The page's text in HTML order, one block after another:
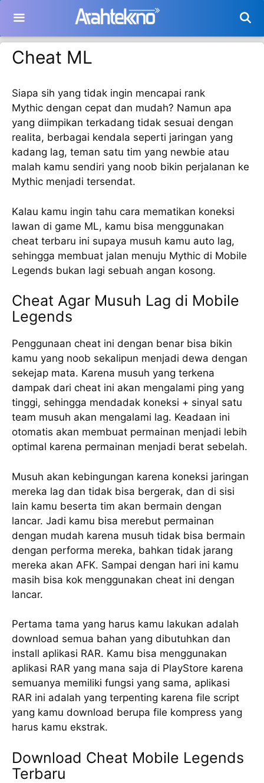
isi
Cheat ML
Siapa sih yang tidak ingin mencapai rank
Mythic dengan cepat dan mudah? Namun apa
yang diimpikan terkadang tidak sesuai dengan
realita, berbagai kendala seperti jaringan yang
kadang lag, teman satu tim yang newbie atau
malah kamu sendiri yang noob bikin perjalanan ke
Mythic menjadi tersendat.
Kalau kamu ingin tahu cara mematikan koneksi
lawan di game ML, kamu bisa menggunakan
cheat terbaru ini supaya musuh kamu auto lag,
sehingga membuat jalan menuju Mythic di Mobile
Legends bukan lagi sebuah angan kosong.
Cheat Agar Musuh Lag di Mobile
Legends
Penggunaan cheat ini dengan benar bisa bikin
kamu yang noob sekalipun menjadi dewa dengan
sekejap mata. Karena musuh yang terkena
dampak dari cheat ini akan mengalami ping yang
tinggi, sehingga mendadak koneksi + sinyal satu
team musuh akan mengalami lag. Keadaan ini
otomatis akan membuat permainan menjadi lebih
optimal karena permainan menjadi berat sebelah.
Musuh akan kebingungan karena koneksi jaringan
mereka lag dan tidak bisa bergerak, dan di sisi
lain kamu beserta tim akan bermain dengan
lancar. Jadi kamu bisa merebut permainan
dengan mudah karena musuh tidak bisa bermain
dengan performa mereka, bahkan tidak jarang
mereka akan AFK. Sampai dengan hari ini kamu
masih bisa kok menggunakan cheat ini dengan
lancar.
Pertama tama yang harus kamu lakukan adalah
download semua bahan yang dibutuhkan dan
install aplikasi RAR. Kamu bisa menggunakan
aplikasi RAR yang mana saja di PlayStore karena
semuanya memiliki fungsi yang sama, aplikasi
RAR ini adalah yang terpenting karena file script
yang kamu download berupa file kompress yang
harus kamu ekstrak.
Download Cheat Mobile Legends
Terbaru